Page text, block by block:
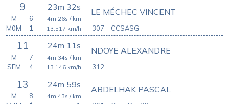
9 23m 32s
307
LE MÉCHEC VINCENT
4m 26s / km
13.517 km/h
M
6
M0M
1 CCSASG
11 24m 11s
312
NDOYE ALEXANDRE
4m 34s / km
13.146 km/h
M
7
SEM
4
13 24m 59s ABDELHAK PASCAL
4m 43s / km
M
8